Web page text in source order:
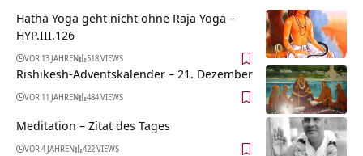
Hatha Yoga geht nicht ohne Raja Yoga –
HYP.III.126
VOR 13 JAHREN 518 VIEWS
Rishikesh-Adventskalender – 21. Dezember
VOR 11 JAHREN 484 VIEWS
Meditation – Zitat des Tages
VOR 4 JAHREN 422 VIEWS